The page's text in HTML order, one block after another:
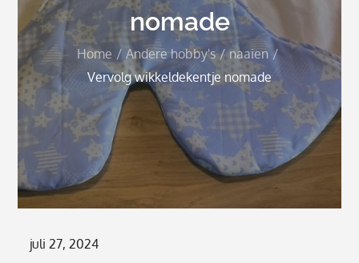
nomade
Home Andere hobby's
naaien
Vervolg wikkeldekentje nomade
Posted
juli 27, 2024